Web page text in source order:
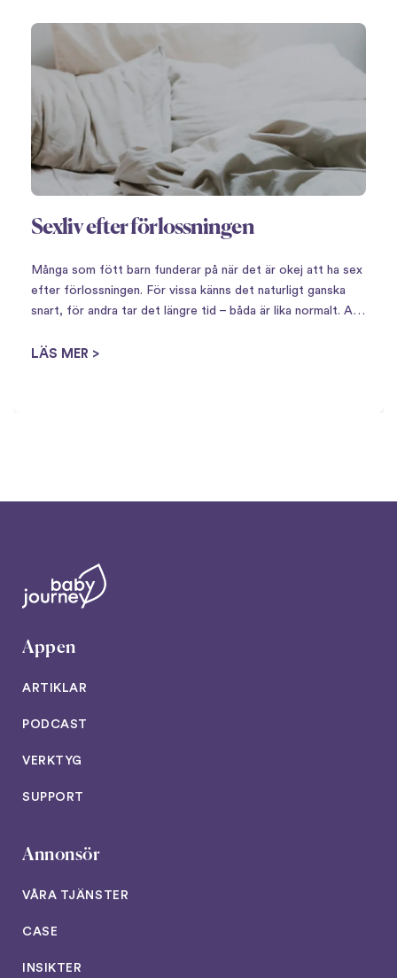
Sexliv efter förlossningen
Många som fött barn funderar på när det är okej att ha sex
efter förlossningen. För vissa känns det naturligt ganska
snart, för andra tar det längre tid – båda är lika normalt. Att
LÄS MER >
Appen
ARTIKLAR
PODCAST
VERKTYG
SUPPORT
Annonsör
VÅRA TJÄNSTER
CASE
INSIKTER